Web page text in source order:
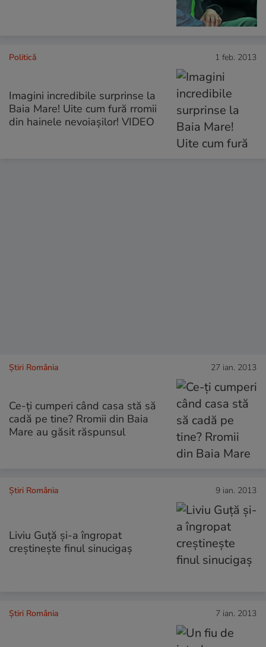
Politică 1 feb. 2013
Imagini incredibile surprinse la
Baia Mare! Uite cum fură rromii
din hainele nevoiaşilor! VIDEO
Știri România 27 ian. 2013
Ce-ţi cumperi când casa stă să
cadă pe tine? Rromii din Baia
Mare au găsit răspunsul
Știri România 9 ian. 2013
Liviu Guţă şi-a îngropat
creştineşte finul sinucigaş
Știri România 7 ian. 2013